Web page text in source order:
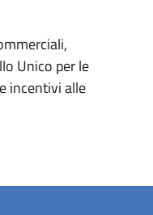
Unico per le
incentivi alle